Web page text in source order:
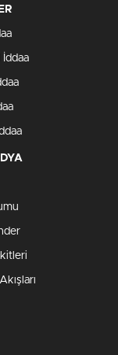
İddaa